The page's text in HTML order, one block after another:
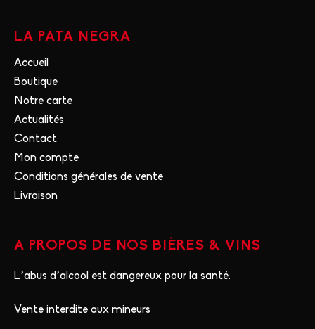
LA PATA NEGRA
Accueil
Boutique
Notre carte
Actualités
Contact
Mon compte
Conditions générales de vente
Livraison
A PROPOS DE NOS BIÈRES & VINS
L’abus d’alcool est dangereux pour la santé.
Vente interdite aux mineurs